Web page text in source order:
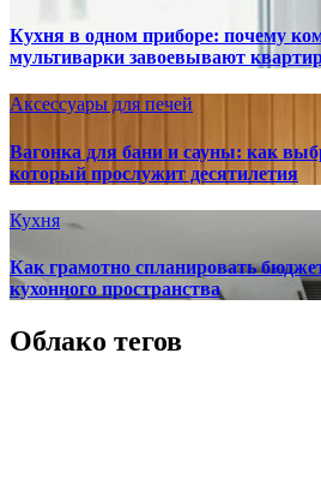
Кухня в одном приборе: почему
мультиварки завоевывают
Аксессуары для печей
Вагонка для бани и сауны: как
который прослужит десятилетия
Кухня
Как грамотно спланировать
кухонного пространства
Облако тегов